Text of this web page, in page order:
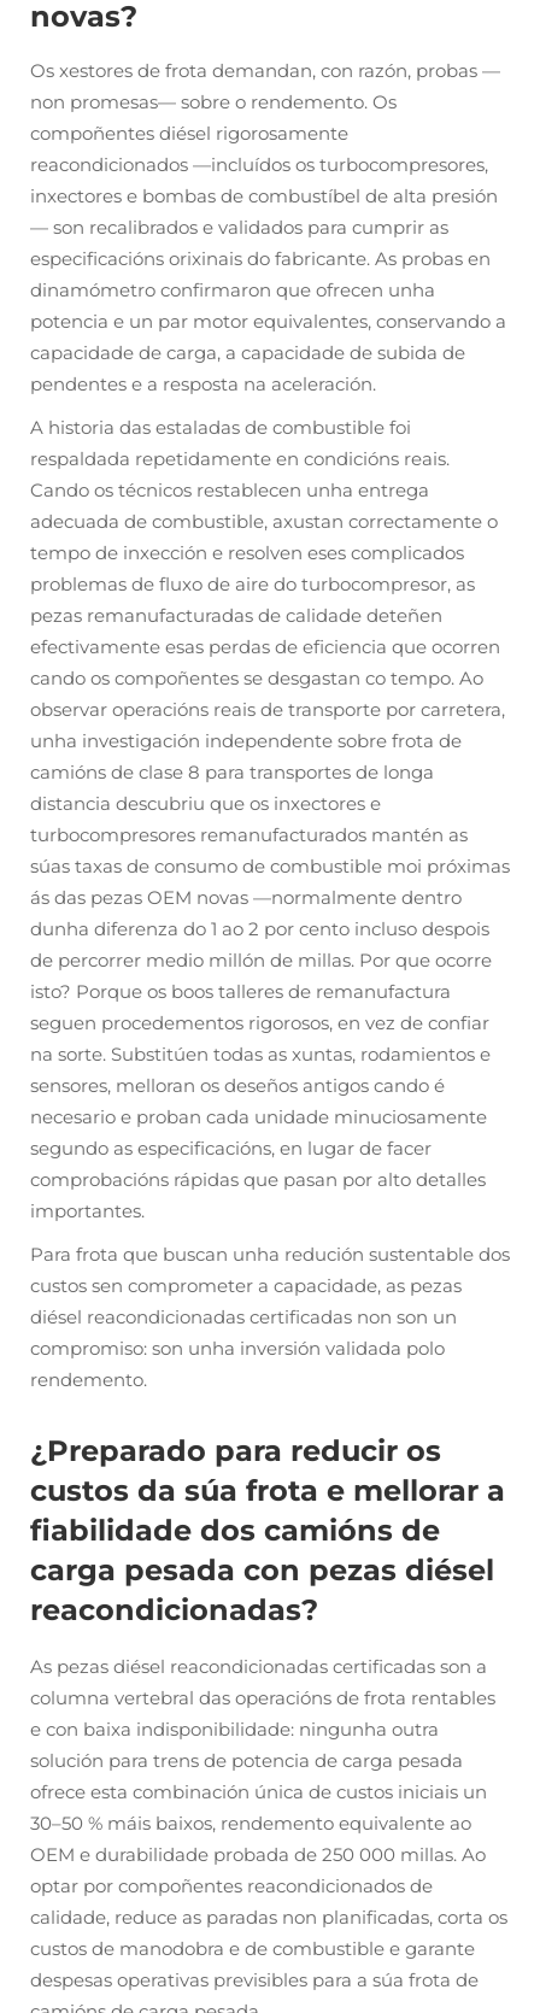
novas?
Os xestores de frota demandan, con razón, probas —
non promesas— sobre o rendemento. Os
compoñentes diésel rigorosamente
reacondicionados —incluídos os turbocompresores,
inxectores e bombas de combustíbel de alta presión
— son recalibrados e validados para cumprir as
especificacións orixinais do fabricante. As probas en
dinamómetro confirmaron que ofrecen unha
potencia e un par motor equivalentes, conservando a
capacidade de carga, a capacidade de subida de
pendentes e a resposta na aceleración.
A historia das estaladas de combustible foi
respaldada repetidamente en condicións reais.
Cando os técnicos restablecen unha entrega
adecuada de combustible, axustan correctamente o
tempo de inxección e resolven eses complicados
problemas de fluxo de aire do turbocompresor, as
pezas remanufacturadas de calidade deteñen
efectivamente esas perdas de eficiencia que ocorren
cando os compoñentes se desgastan co tempo. Ao
observar operacións reais de transporte por carretera,
unha investigación independente sobre frota de
camións de clase 8 para transportes de longa
distancia descubriu que os inxectores e
turbocompresores remanufacturados mantén as
súas taxas de consumo de combustible moi próximas
ás das pezas OEM novas —normalmente dentro
dunha diferenza do 1 ao 2 por cento incluso despois
de percorrer medio millón de millas. Por que ocorre
isto? Porque os boos talleres de remanufactura
seguen procedementos rigorosos, en vez de confiar
na sorte. Substitúen todas as xuntas, rodamientos e
sensores, melloran os deseños antigos cando é
necesario e proban cada unidade minuciosamente
segundo as especificacións, en lugar de facer
comprobacións rápidas que pasan por alto detalles
importantes.
Para frota que buscan unha redución sustentable dos
custos sen comprometer a capacidade, as pezas
diésel reacondicionadas certificadas non son un
compromiso: son unha inversión validada polo
rendemento.
¿Preparado para reducir os
custos da súa frota e mellorar a
fiabilidade dos camións de
carga pesada con pezas diésel
reacondicionadas?
As pezas diésel reacondicionadas certificadas son a
columna vertebral das operacións de frota rentables
e con baixa indisponibilidade: ningunha outra
solución para trens de potencia de carga pesada
ofrece esta combinación única de custos iniciais un
30–50 % máis baixos, rendemento equivalente ao
OEM e durabilidade probada de 250 000 millas. Ao
optar por compoñentes reacondicionados de
calidade, reduce as paradas non planificadas, corta os
custos de manodobra e de combustible e garante
despesas operativas previsibles para a súa frota de